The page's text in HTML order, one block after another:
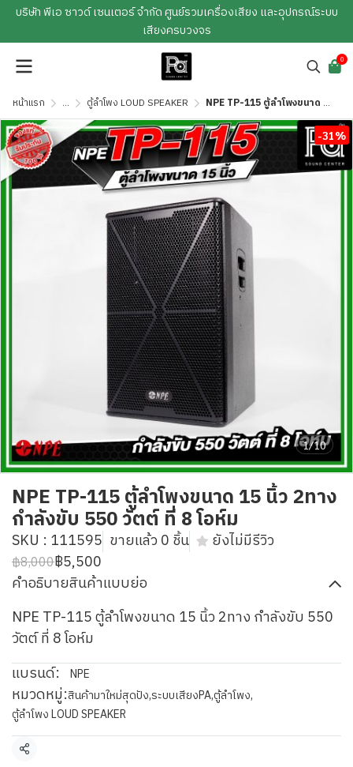
บริษัท พีเอ ซาวด์ เซนเตอร์ จำกัด ศูนย์รวมเครื่องเสียง และอุปกรณ์ระบบ
เสียงครบวงจร
0
หน้าแรก ... ตู้ลำโพง LOUD SPEAKER NPE TP-115 ตู้ลำโพงขนาด 15 นิ้ว 2ทาง กำลังขับ 550 วัตต์ ที่ 8 โอห์ม
1/10
-31%
NPE TP-115 ตู้ลำโพงขนาด 15 นิ้ว 2ทาง
กำลังขับ 550 วัตต์ ที่ 8 โอห์ม
SKU : 111595 ขายแล้ว 0 ชิ้น ยังไม่มีรีวิว
฿8,000฿5,500
คำอธิบายสินค้าแบบย่อ
NPE TP-115 ตู้ลำโพงขนาด 15 นิ้ว 2ทาง กำลังขับ 550
วัตต์ ที่ 8 โอห์ม
แบรนด์:
NPE
หมวดหมู่:สินค้ามาใหม่สุดปัง,ระบบเสียงPA,ตู้ลำโพง,
ตู้ลำโพง LOUD SPEAKER
แชร์